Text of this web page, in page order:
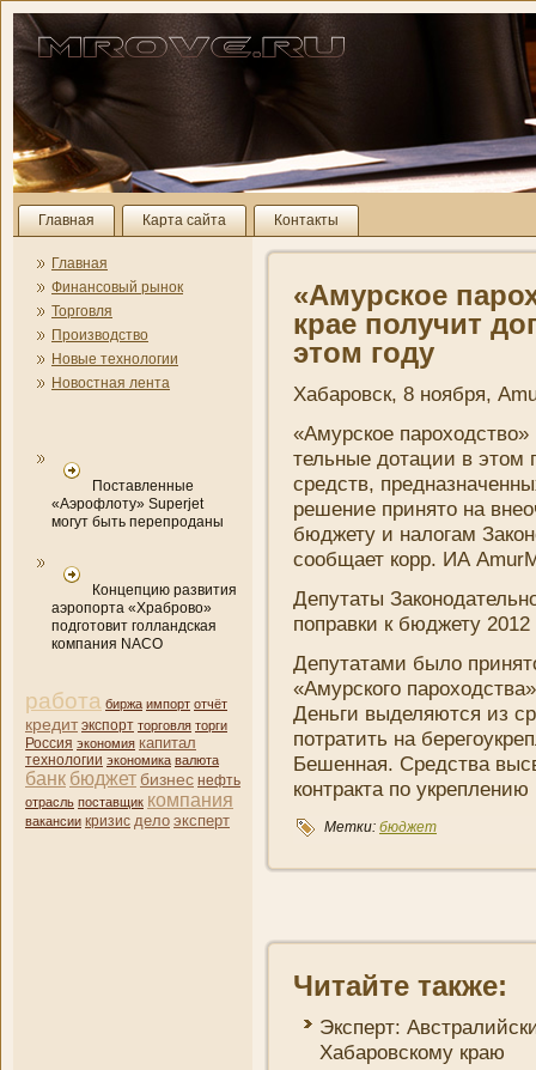
Главная Карта сайта Контакты
Главная
Финансовый рынок
Торговля
Производство
Новые технологии
Новостная лента
Поставленные
«Аэрофлоту» Superjet
могут быть перепроданы
Концепцию развития
аэропорта «Храброво»
подготовит голландская
компания NACO
работа биржа импорт отчёт
кредит экспорт торговля торги
Россия экономия капитал
технологии экономика валюта
банк бюджет бизнес нефть
отрасль поставщик компани­я
вакансии кризис дело эксперт
«Амурское
крае получит
этом году
Хабаровск, 8 ноября,
«Амурское
тельные дотации в этом
средств,
решени­е принято на
бюджету и налогам
сообщает корр. ИА
Депутаты
поправки к бюджету
Депутатами было
«Амурского
Деньги выделяются из
потратить на
Бешенная. Средства
контракта по
Метки: бюджет
Читайте также:
Эксперт:
Хабаровскому краю